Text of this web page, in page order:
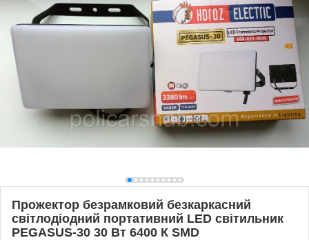
Прожектор безрамковий безкаркасний
світлодіодний портативний LED світильник
PEGASUS-30 30 Вт 6400 К SMD